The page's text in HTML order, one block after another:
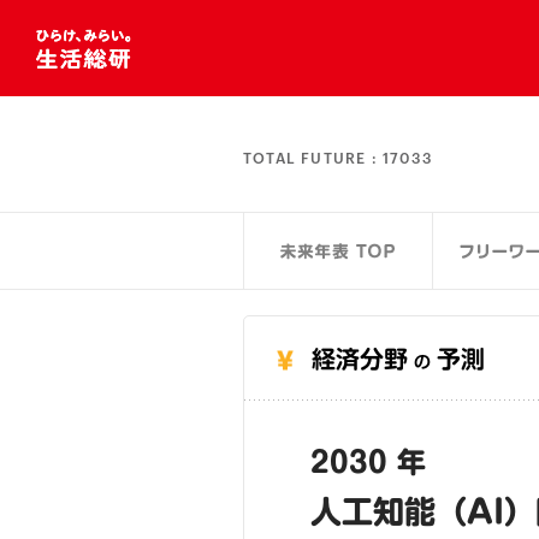
TOTAL FUTURE : 17033
経済分野 の 予測
2030 年
人工知能（AI